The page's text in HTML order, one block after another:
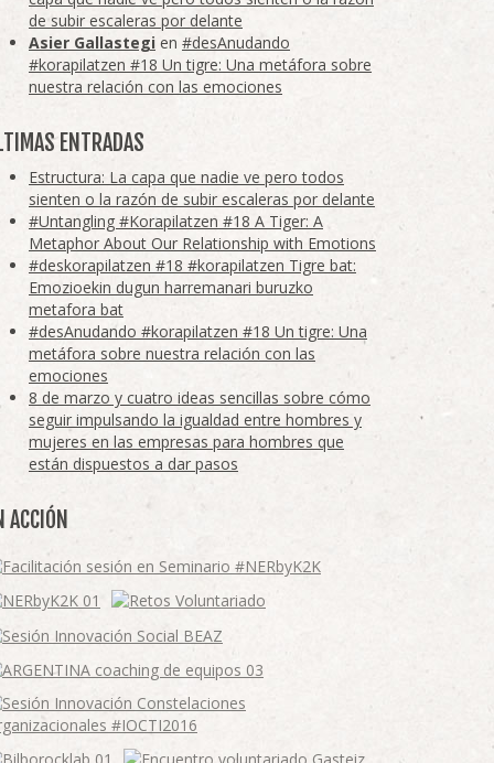
de subir escaleras por delante
Asier Gallastegi en #desAnudando
#korapilatzen #18 Un tigre: Una metáfora sobre
nuestra relación con las emociones
ENTRADAS
Estructura: La capa que nadie ve pero todos
sienten o la razón de subir escaleras por delante
#Untangling #Korapilatzen #18 A Tiger: A
Metaphor About Our Relationship with Emotions
#deskorapilatzen #18 #korapilatzen Tigre bat:
Emozioekin dugun harremanari buruzko
metafora bat
#desAnudando #korapilatzen #18 Un tigre: Una
metáfora sobre nuestra relación con las
emociones
8 de marzo y cuatro ideas sencillas sobre cómo
seguir impulsando la igualdad entre hombres y
mujeres en las empresas para hombres que
están dispuestos a dar pasos
ACCIÓN